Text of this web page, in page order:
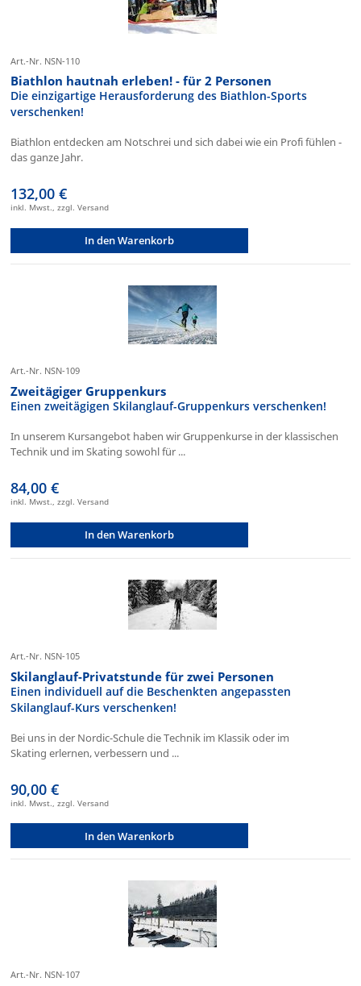
Art.-Nr. NSN-110
Biathlon hautnah erleben! - für 2 Personen
Die einzigartige Herausforderung des Biathlon-Sports
verschenken!
Biathlon entdecken am Notschrei und sich dabei wie ein Profi fühlen -
das ganze Jahr.
132,00 €
inkl. Mwst., zzgl. Versand
In den Warenkorb
Art.-Nr. NSN-109
Zweitägiger Gruppenkurs
Einen zweitägigen Skilanglauf-Gruppenkurs verschenken!
In unserem Kursangebot haben wir Gruppenkurse in der klassischen
Technik und im Skating sowohl für ...
84,00 €
inkl. Mwst., zzgl. Versand
In den Warenkorb
Art.-Nr. NSN-105
Skilanglauf-Privatstunde für zwei Personen
Einen individuell auf die Beschenkten angepassten
Skilanglauf-Kurs verschenken!
Bei uns in der Nordic-Schule die Technik im Klassik oder im
Skating erlernen, verbessern und ...
90,00 €
inkl. Mwst., zzgl. Versand
In den Warenkorb
Art.-Nr. NSN-107